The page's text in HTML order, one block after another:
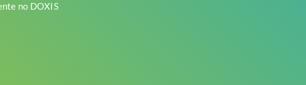
no DOXIS